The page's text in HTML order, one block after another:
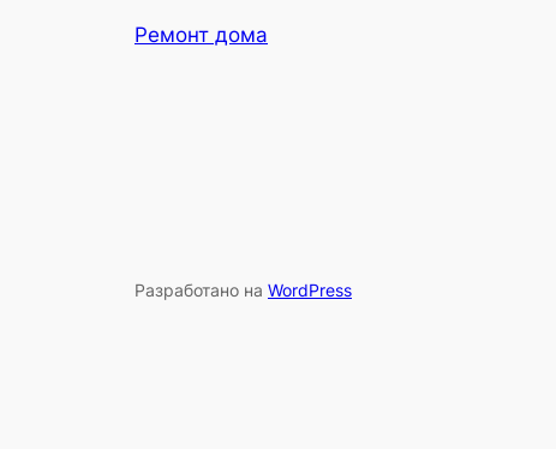
Ремонт дома
Разработано на WordPress